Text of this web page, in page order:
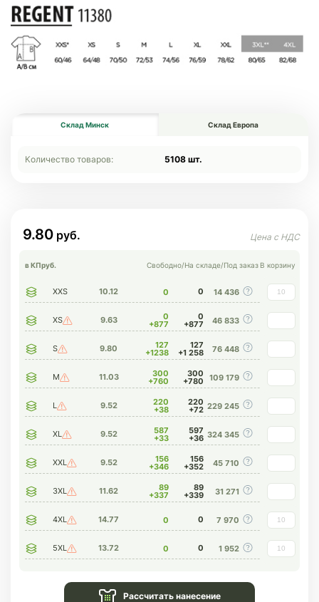
Склад Минск Склад Европа
Количество товаров: 5108 шт.
9.80
в КПруб. Свободно/На складе/Под заказ В корзину
XXS 10.12 0 0 14 436
XS 9.63 0
+877
0
+877 46 833
S 9.80 127
+1238
127
+1 258 76 448
M 11.03 300
+760
300
+780 109 179
L 9.52 220
+38
220
+72 229 245
XL 9.52 587
+33
597
+36 324 345
XXL 9.52 156
+346
156
+352 45 710
3XL 11.62 89
+337
89
+339 31 271
4XL 14.77 0 0 7 970
5XL 13.72 0 0 1 952
Рассчитать нанесение